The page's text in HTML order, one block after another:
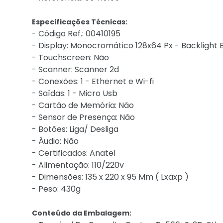
Especificações Técnicas:
- Código Ref.: 00410195
- Display: Monocromático 128x64 Px - Backlight
- Touchscreen: Não
- Scanner: Scanner 2d
- Conexões: 1 - Ethernet e Wi-fi
- Saídas: 1 - Micro Usb
- Cartão de Memória: Não
- Sensor de Presença: Não
- Botões: Liga/ Desliga
- Áudio: Não
- Certificados: Anatel
- Alimentação: 110/220v
- Dimensões: 135 x 220 x 95 Mm ( Lxaxp )
- Peso: 430g
Conteúdo da Embalagem: